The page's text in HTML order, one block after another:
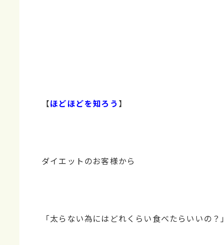
【ほどほどを知ろう】
ダイエットのお客様から
「太らない為にはどれくらい食べたらいいの？」